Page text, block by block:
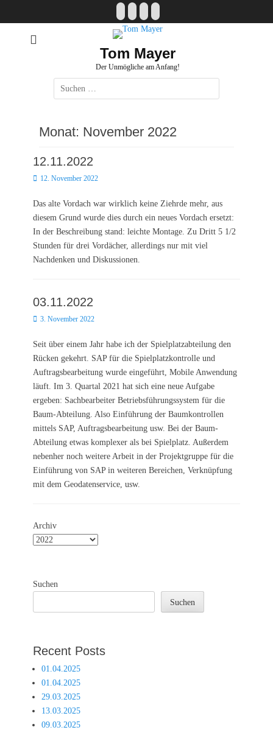
Mail
Tom Mayer
Der Unmögliche am Anfang!
Suche
nach:
Monat: November 2022
12.11.2022
Posted
12. November 2022
Das alte Vordach war wirklich keine Ziehrde mehr, aus
diesem Grund wurde dies durch ein neues Vordach ersetzt:
In der Beschreibung stand: leichte Montage. Zu Dritt 5 1/2
Stunden für drei Vordächer, allerdings nur mit viel
Nachdenken und Diskussionen.
03.11.2022
Posted
3. November 2022
Seit über einem Jahr habe ich der Spielplatzabteilung den
Rücken gekehrt. SAP für die Spielplatzkontrolle und
Auftragsbearbeitung wurde eingeführt, Mobile Anwendung
läuft. Im 3. Quartal 2021 hat sich eine neue Aufgabe
ergeben: Sachbearbeiter Betriebsführungssystem für die
Baum-Abteilung. Also Einführung der Baumkontrollen
mittels SAP, Auftragsbearbeitung usw. Bei der Baum-
Abteilung etwas komplexer als bei Spielplatz. Außerdem
nebenher noch weitere Arbeit in der Projektgruppe für die
Einführung von SAP in weiteren Bereichen, Verknüpfung
mit dem Geodatenservice, usw.
Archiv
Suchen
Suchen
Recent Posts
01.04.2025
01.04.2025
29.03.2025
13.03.2025
09.03.2025